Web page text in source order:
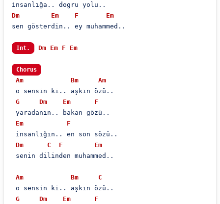
Dm
Em F
Em
sen gösterdin.. ey muhammed..
Int. Dm Em F Em
Chorus
Am Bm
Am
o sensin ki.. aşkın özü..
G
Dm Em
F
yaradanın.. bakan gözü..
Em
F
i̇nsanlığın.. en son sözü..
Dm
C F
Em
senin dilinden muhammed..
Am Bm
C
o sensin ki.. aşkın özü..
G
Dm Em
F